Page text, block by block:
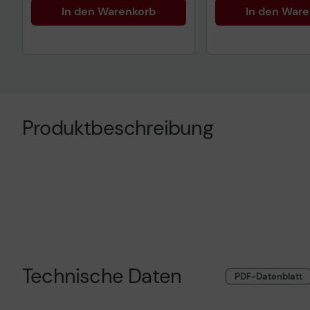
In den Warenkorb In den
Produktbeschreibung
Technische Daten PDF-Datenblatt